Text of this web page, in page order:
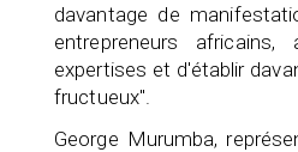
davantage de
entrepreneurs
expertises et d'établir
fructueux".
George Murumba,